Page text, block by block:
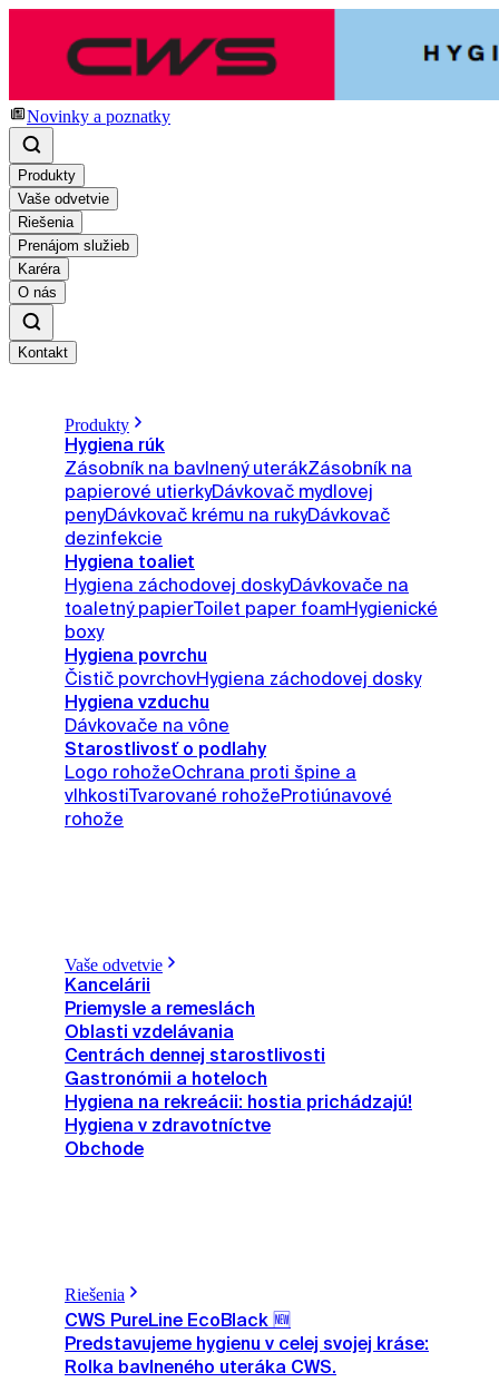
Novinky a poznatky
Produkty
Vaše odvetvie
Riešenia
Prenájom služieb
Karéra
O nás
Kontakt
Produkty
Hygiena rúk
Zásobník na bavlnený uterákZásobník na
papierové utierkyDávkovač mydlovej
penyDávkovač krému na rukyDávkovač
dezinfekcie
Hygiena toaliet
Hygiena záchodovej doskyDávkovače na
toaletný papier Toilet paper foamHygienické
boxy
Hygiena povrchu
Čistič povrchovHygiena záchodovej dosky
Hygiena vzduchu
Dávkovače na vône
Starostlivosť o podlahy
Logo rohožeOchrana proti špine a
vlhkosti Tvarované rohožeProtiúnavové
rohože
Vaše odvetvie
Kancelárii
Priemysle a remeslách
Oblasti vzdelávania
Centrách dennej starostlivosti
Gastronómii a hoteloch
Hygiena na rekreácii: hostia prichádzajú!
Hygiena v zdravotníctve
Obchode
Riešenia
CWS PureLine EcoBlack 🆕
Predstavujeme hygienu v celej svojej kráse:
Rolka bavlneného uteráka CWS.